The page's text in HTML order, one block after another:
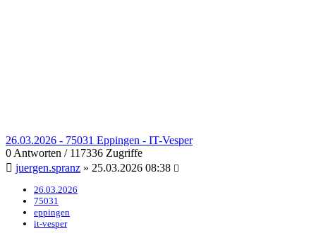
26.03.2026 - 75031 Eppingen - IT-Vesper
0 Antworten / 117336 Zugriffe
juergen.spranz » 25.03.2026 08:38
26.03.2026
75031
eppingen
it-vesper